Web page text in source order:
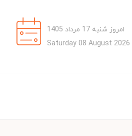
امروز شنبه 17 مرداد 1405
Saturday 08 August 2026